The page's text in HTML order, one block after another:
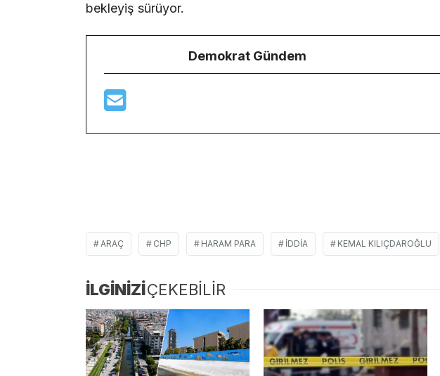
bekleyiş sürüyor.
Demokrat Gündem
ARAÇ CHP HARAM PARA IDDIA KEMAL KILIÇDAROĞLU
İLGİNİZİÇEKEBİLİR